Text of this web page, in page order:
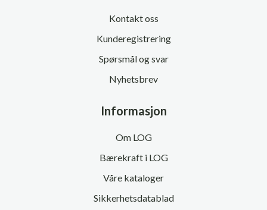
Kontakt oss
Kunderegistrering
Spørsmål og svar
Nyhetsbrev
Informasjon
Om LOG
Bærekraft i LOG
Våre kataloger
Sikkerhetsdatablad